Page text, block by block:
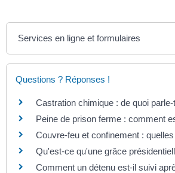
Services en ligne et formulaires
Questions ? Réponses !
Castration chimique : de quoi
Peine de prison ferme : comment
Couvre-feu et confinement :
Qu'est-ce qu'une grâce
Comment un détenu est-il suivi